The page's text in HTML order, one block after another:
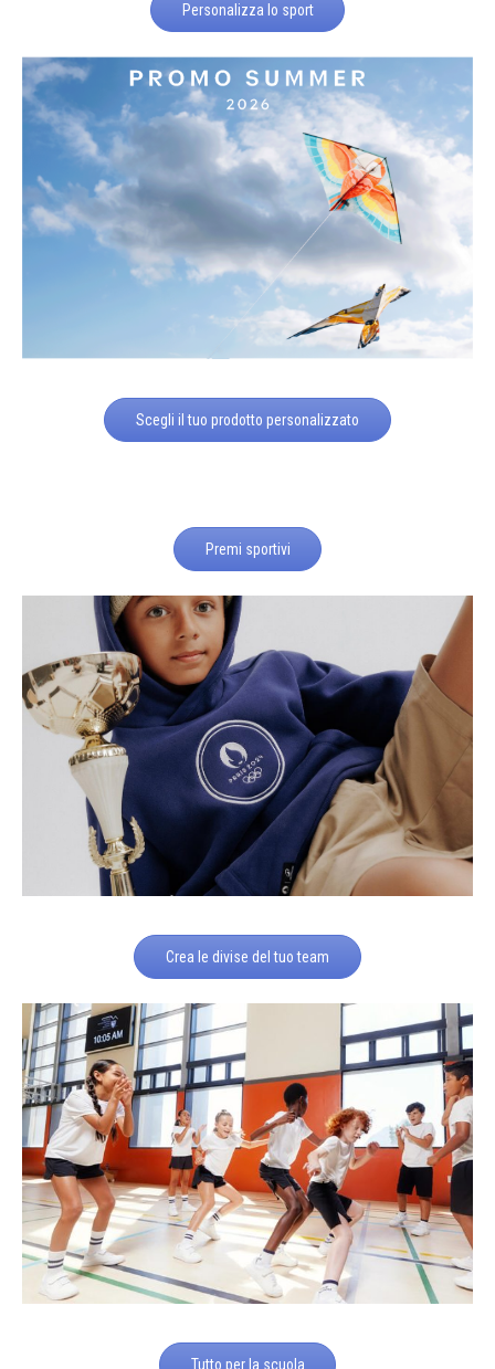
Personalizza lo sport
Scegli il tuo prodotto personalizzato
Premi sportivi
Crea le divise del tuo team
Tutto per la scuola